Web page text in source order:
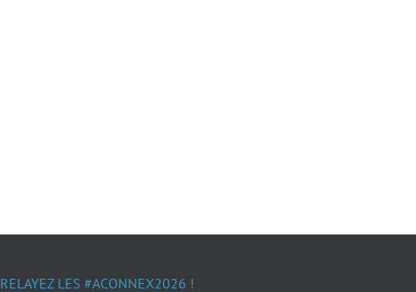
RELAYEZ LES #ACONNEX2026 !